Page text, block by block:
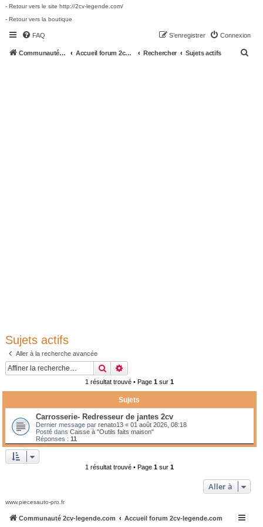
- Retour vers le site http://2cv-legende.com/
- Retour vers la boutique
FAQ Connexion
S’enregistrer
Communauté 2cv-legende.com Accueil forum 2cv-legende.com Rechercher Sujets actifs
Sujets actifs
Aller à la recherche avancée
Rechercher
1 résultat trouvé • Page 1sur 1
Sujets
Carrosserie- Redresseur de jantes 2cv
Dernier message par renato13 « 01 août 2026, 08:18
Posté dans Caisse à "Outils faits maison"
Réponses : 11
1 résultat trouvé • Page 1sur 1
Aller à
www.piecesauto-pro.fr
Communauté 2cv-legende.com Accueil forum 2cv-legende.com